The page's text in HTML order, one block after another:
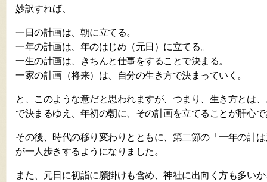
妙訳すれば、
一日の計画は、朝に立てる。
一年の計画は、年のはじめ（元日）に立てる。
一生の計画は、きちんと仕事をすることで決まる。
一家の計画（将来）は、自分の生き方で決まっていく。
と、このような意だと思われますが、つまり、生き方とは
で決まるゆえ、年初の朝に、その計画を立てることが肝心
その後、時代の移り変わりとともに、第二節の「一年の計
が一人歩きするようになりました。
また、元日に初詣に願掛けも含め、神社に出向く方も多い